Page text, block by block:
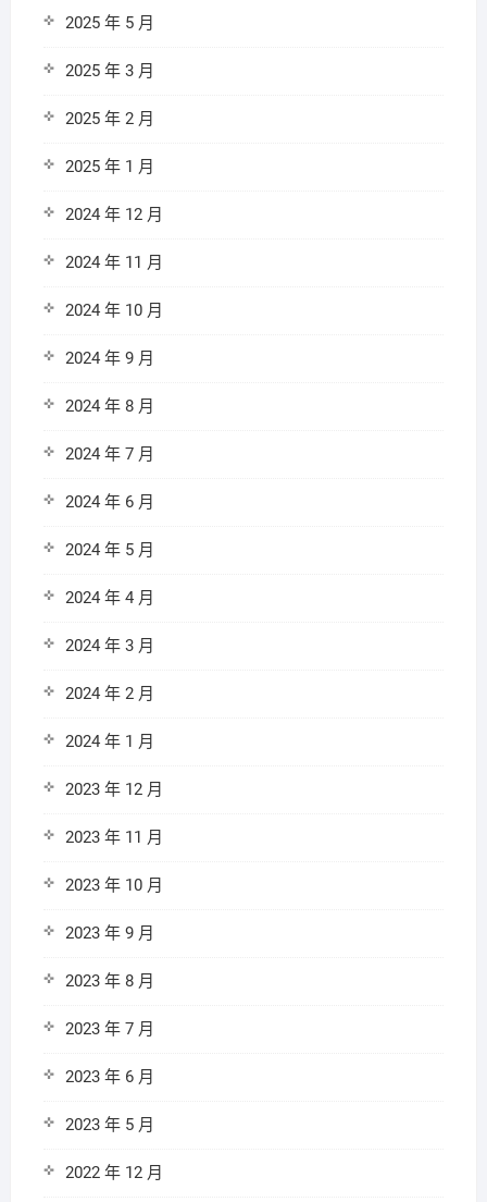
2025 年 5 月
2025 年 3 月
2025 年 2 月
2025 年 1 月
2024 年 12 月
2024 年 11 月
2024 年 10 月
2024 年 9 月
2024 年 8 月
2024 年 7 月
2024 年 6 月
2024 年 5 月
2024 年 4 月
2024 年 3 月
2024 年 2 月
2024 年 1 月
2023 年 12 月
2023 年 11 月
2023 年 10 月
2023 年 9 月
2023 年 8 月
2023 年 7 月
2023 年 6 月
2023 年 5 月
2022 年 12 月